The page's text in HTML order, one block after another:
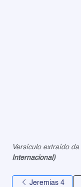
Versículo extraído da
Internacional)
Jeremias 4